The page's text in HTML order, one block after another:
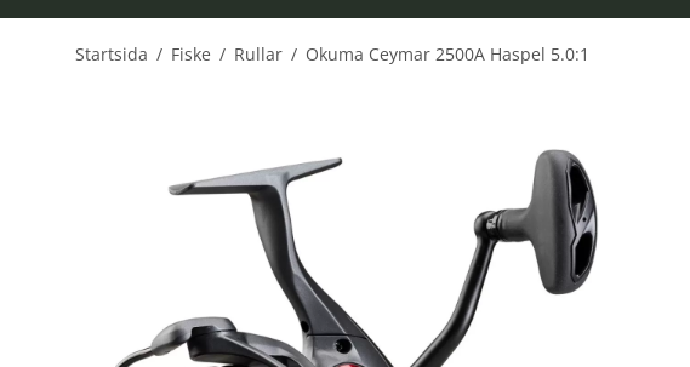
Startsida / Fiske / Rullar / Okuma Ceymar 2500A Haspel 5.0:1